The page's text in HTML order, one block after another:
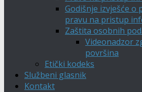
Godišnje izvješće o
pravu na pristup
Zaštita osobnih
Videonadzor
površina
Etički kodeks
Službeni glasnik
Kontakt